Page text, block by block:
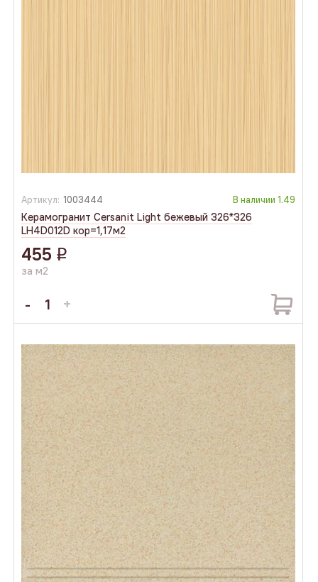
Артикул: 1003444 В наличии 1.49
Керамогранит Cersanit Light бежевый 326*326
LH4D012D кор=1,17м2
455 q
за м2